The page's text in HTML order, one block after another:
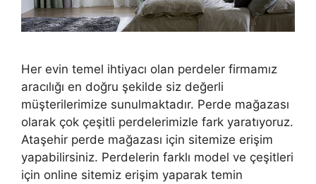
Her evin temel ihtiyacı olan perdeler firmamız
aracılığı en doğru şekilde siz değerli
müşterilerimize sunulmaktadır. Perde mağazası
olarak çok çeşitli perdelerimizle fark yaratıyoruz.
Ataşehir perde mağazası için sitemize erişim
yapabilirsiniz. Perdelerin farklı model ve çeşitleri
için online sitemiz erişim yaparak temin